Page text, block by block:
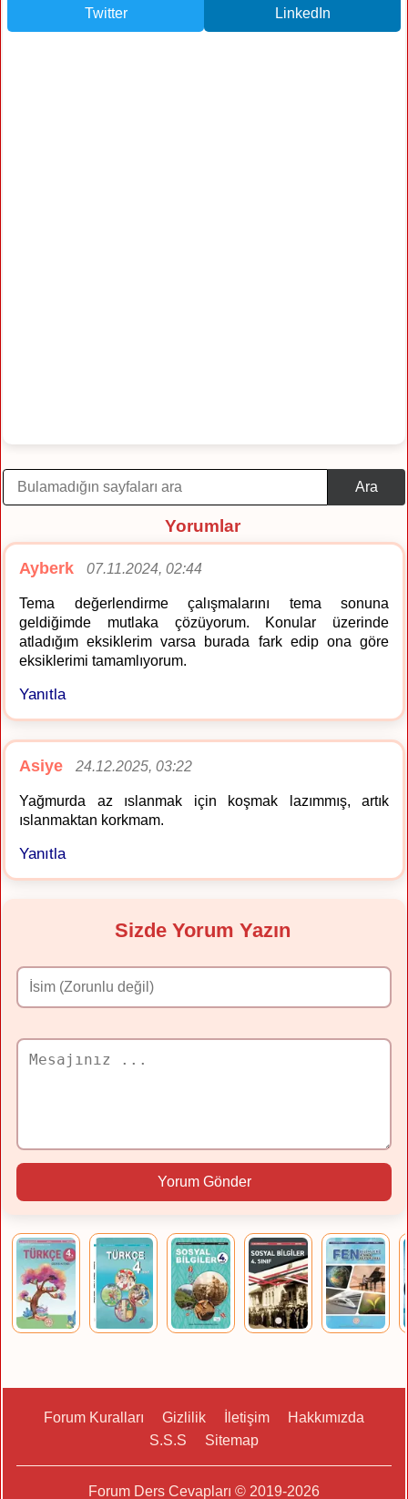
Twitter LinkedIn
Ara
Yorumlar
Ayberk 07.11.2024, 02:44
Tema değerlendirme çalışmalarını tema sonuna
geldiğimde mutlaka çözüyorum. Konular üzerinde
atladığım eksiklerim varsa burada fark edip ona göre
eksiklerimi tamamlıyorum.
Yanıtla
Asiye 24.12.2025, 03:22
Yağmurda az ıslanmak için koşmak lazımmış, artık
ıslanmaktan korkmam.
Yanıtla
Sizde Yorum Yazın
Yorum Gönder
Forum Kuralları Gizlilik İletişim
Hakkımızda
S.S.S
Sitemap
Forum Ders Cevapları © 2019-2026